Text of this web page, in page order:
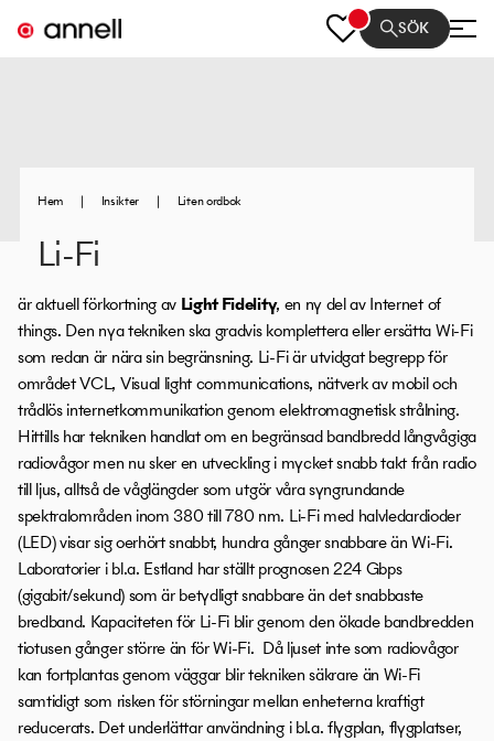
SÖK
Hem | Insikter | Liten ordbok
Li-Fi
är aktuell förkortning av Light Fidelity, en ny del av Internet of
things. Den nya tekniken ska gradvis komplettera eller ersätta Wi-Fi
som redan är nära sin begränsning. Li-Fi är utvidgat begrepp för
området VCL, Visual light communications, nätverk av mobil och
trådlös internetkommunikation genom elektromagnetisk strålning.
Hittills har tekniken handlat om en begränsad bandbredd långvågiga
radiovågor men nu sker en utveckling i mycket snabb takt från radio
till ljus, alltså de våglängder som utgör våra syngrundande
spektralområden inom 380 till 780 nm. Li-Fi med halvledardioder
(LED) visar sig oerhört snabbt, hundra gånger snabbare än Wi-Fi.
Laboratorier i bl.a. Estland har ställt prognosen 224 Gbps
(gigabit/sekund) som är betydligt snabbare än det snabbaste
bredband. Kapaciteten för Li-Fi blir genom den ökade bandbredden
tiotusen gånger större än för Wi-Fi. Då ljuset inte som radiovågor
kan fortplantas genom väggar blir tekniken säkrare än Wi-Fi
samtidigt som risken för störningar mellan enheterna kraftigt
reducerats. Det underlättar användning i bl.a. flygplan, flygplatser,